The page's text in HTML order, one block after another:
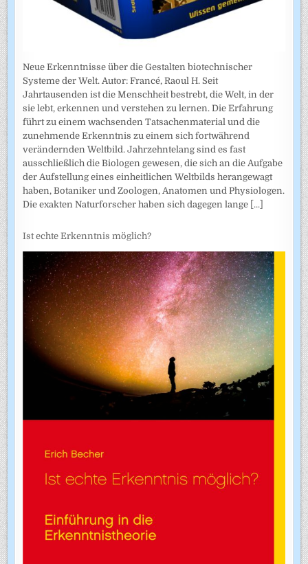
Neue Erkenntnisse über die Gestalten biotechnischer
Systeme der Welt. Autor: Francé, Raoul H. Seit
Jahrtausenden ist die Menschheit bestrebt, die Welt, in der
sie lebt, erkennen und verstehen zu lernen. Die Erfahrung
führt zu einem wachsenden Tatsachenmaterial und die
zunehmende Erkenntnis zu einem sich fortwährend
verändernden Weltbild. Jahrzehntelang sind es fast
ausschließlich die Biologen gewesen, die sich an die Aufgabe
der Aufstellung eines einheitlichen Weltbilds herangewagt
haben, Botaniker und Zoologen, Anatomen und Physiologen.
Die exakten Naturforscher haben sich dagegen lange [...]
Ist echte Erkenntnis möglich?